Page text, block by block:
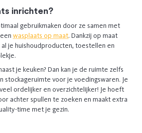
inrichten?
gebruikmaken door ze samen met
wasplaats op maat. Dankzij op maat
je huishoudproducten, toestellen en
je keuken? Dan kan je de ruimte zelfs
stockageruimte voor je voedingswaren. Je
ordelijker en overzichtelijker! Je hoeft
achter spullen te zoeken en maakt extra
time met je gezin.